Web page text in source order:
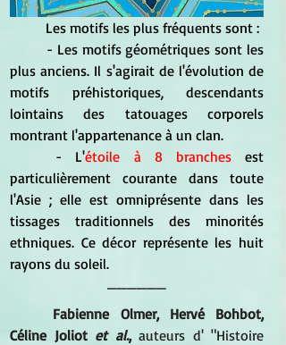
	Les motifs les plus fréquents sont :
plus anciens. Il s'agirait de l'évolution de
motifs préhistoriques, descendants
lointains des tatouages corporels
montrant l'appartenance à un clan.
	- L'
étoile à 8 branches est
particulièrement courante dans toute
l'Asie ; elle est omniprésente dans les
tissages traditionnels des minorités
ethniques. Ce décor représente les huit
rayons du soleil.
Céline Joliot et al., auteurs d' "Histoire